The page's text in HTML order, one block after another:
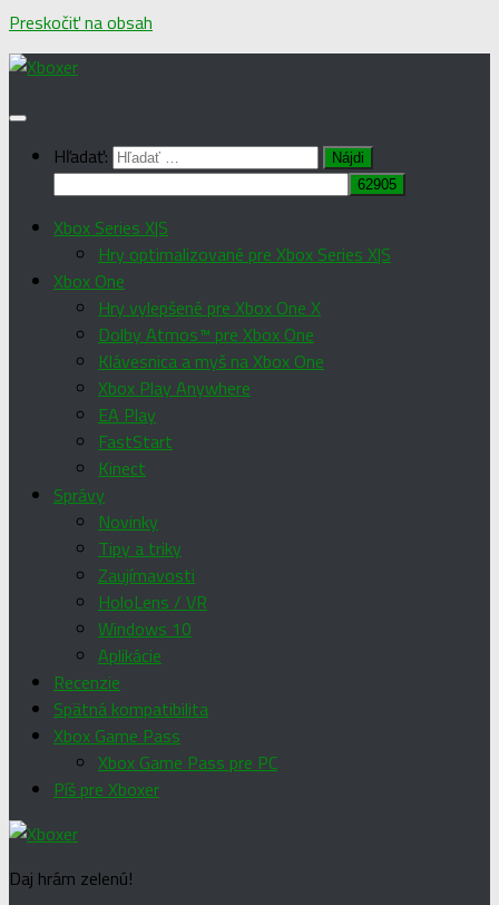
Preskočiť na obsah
Hľadať:
Xbox Series X|S
Hry optimalizované pre Xbox Series X|S
Xbox One
Hry vylepšené pre Xbox One X
Dolby Atmos™ pre Xbox One
Klávesnica a myš na Xbox One
Xbox Play Anywhere
EA Play
FastStart
Kinect
Správy
Novinky
Tipy a triky
Zaujímavosti
HoloLens / VR
Windows 10
Aplikácie
Recenzie
Spätná kompatibilita
Xbox Game Pass
Xbox Game Pass pre PC
Píš pre Xboxer
Daj hrám zelenú!